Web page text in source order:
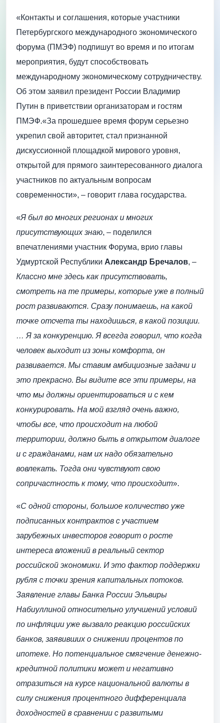
«Контакты и соглашения, которые участники
Петербургского международного экономического
форума (ПМЭФ) подпишут во время и по итогам
мероприятия, будут способствовать
международному экономическому сотрудничеству.
Об этом заявил президент России Владимир
Путин в приветствии организаторам и гостям
ПМЭФ.«За прошедшее время форум серьезно
укрепил свой авторитет, стал признанной
дискуссионной площадкой мирового уровня,
открытой для прямого заинтересованного диалога
участников по актуальным вопросам
современности», – говорит глава государства.
«Я был во многих регионах и многих
присутствующих знаю, – поделился
впечатлениями участник Форума, врио главы
Удмуртской Республики Александр Бречалов, –
Классно мне здесь как присутствовать,
смотреть на те примеры, которые уже в полный
рост развиваются. Сразу понимаешь, на какой
точке отсчета ты находишься, в какой позиции.
… Я за конкуренцию. Я всегда говорил, что когда
человек выходит из зоны комфорта, он
развивается. Мы ставим амбициозные задачи и
это прекрасно. Вы видите все эти примеры, на
что мы должны ориентироваться и с кем
конкурировать. На мой взгляд очень важно,
чтобы все, что происходит на любой
территории, должно быть в открытом диалоге
и с гражданами, нам их надо обязательно
вовлекать. Тогда они чувствуют свою
сопричастность к тому, что происходит».
«С одной стороны, большое количество уже
подписанных контрактов с участием
зарубежных инвесторов говорит о росте
интереса вложений в реальный сектор
российской экономики. И это фактор поддержки
рубля с точки зрения капитальных потоков.
Заявление главы Банка России Эльвиры
Набиуллиной относительно улучшений условий
по инфляции уже вызвало реакцию российских
банков, заявивших о снижении процентов по
ипотеке. Но потенциальное смягчение денежно-
кредитной политики может и негативно
отразиться на курсе национальной валюты в
силу снижения процентного дифференциала
доходностей в сравнении с развитыми